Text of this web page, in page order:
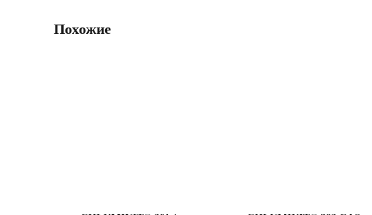
Похожие